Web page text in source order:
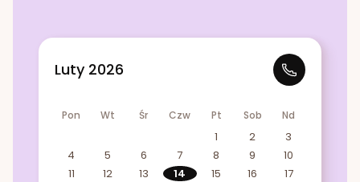
Luty 2026
Pon Wt Śr Czw Pt Sob Nd
1 2
3
4
5 6 7 8 9
10
11
12 13 14 15 16
17